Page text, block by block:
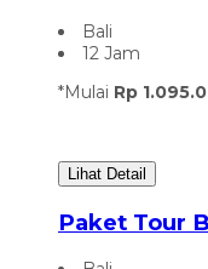
Bali
12 Jam
*Mulai Rp
Lihat Detail
Paket Tour